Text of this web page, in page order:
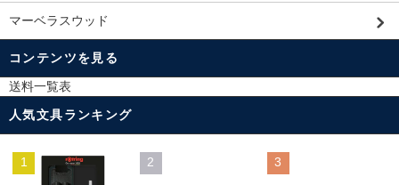
マーベラスウッド
コンテンツを見る
送料一覧表
人気文具ランキング
1 2 3